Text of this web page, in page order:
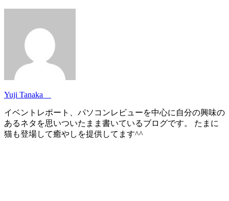
Yuji Tanaka
イベントレポート、パソコンレビューを中心に自分の興味の
あるネタを思いついたまま書いているブログです。 たまに
猫も登場して癒やしを提供してます^^